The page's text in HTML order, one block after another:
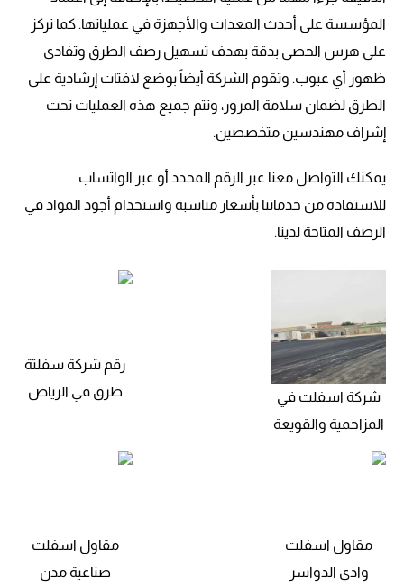
المؤسسة على أحدث المعدات والأجهزة في عملياتها. كما تركز
على هرس الحصى بدقة بهدف تسهيل رصف الطرق وتفادي
ظهور أي عيوب. وتقوم الشركة أيضاً بوضع لافتات إرشادية على
الطرق لضمان سلامة المرور، وتتم جميع هذه العمليات تحت
إشراف مهندسين متخصصين.
يمكنك التواصل معنا عبر الرقم المحدد أو عبر الواتساب
للاستفادة من خدماتنا بأسعار مناسبة واستخدام أجود المواد في
الرصف المتاحة لدينا.
شركة اسفلت في
المزاحمية والقويعة
رقم شركة سفلتة
طرق في الرياض
مقاول اسفلت
وادي الدواسر
مقاول اسفلت
صناعية مدن